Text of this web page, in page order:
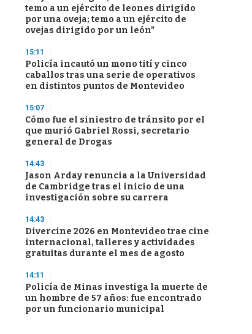
temo a un ejército de leones dirigido
por una oveja; temo a un ejército de
ovejas dirigido por un león"
15:11
Policía incautó un mono tití y cinco
caballos tras una serie de operativos
en distintos puntos de Montevideo
15:07
Cómo fue el siniestro de tránsito por el
que murió Gabriel Rossi, secretario
general de Drogas
14:43
Jason Arday renuncia a la Universidad
de Cambridge tras el inicio de una
investigación sobre su carrera
14:43
Divercine 2026 en Montevideo trae cine
internacional, talleres y actividades
gratuitas durante el mes de agosto
14:11
Policía de Minas investiga la muerte de
un hombre de 57 años: fue encontrado
por un funcionario municipal